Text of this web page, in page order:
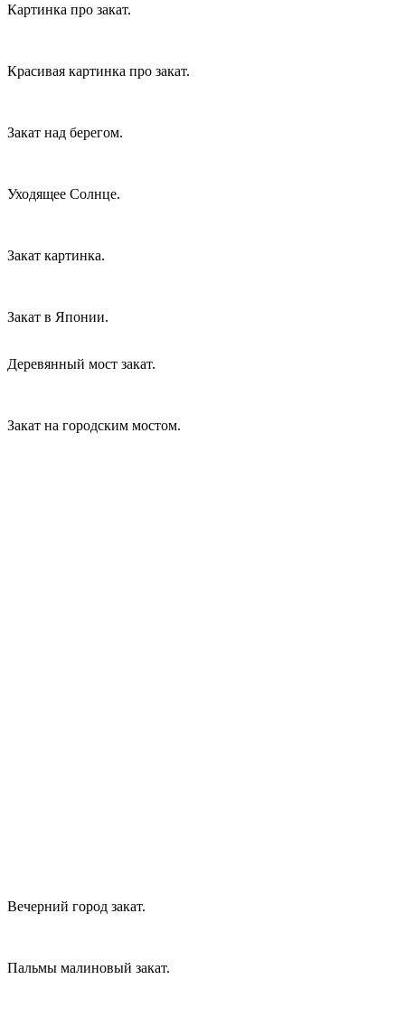
Картинка про закат.
Красивая картинка про закат.
Закат над берегом.
Уходящее Солнце.
Закат картинка.
Закат в Японии.
Деревянный мост закат.
Закат на городским мостом.
Вечерний город закат.
Пальмы малиновый закат.